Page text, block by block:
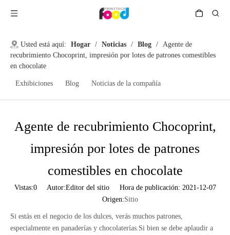
Usted está aquí: Hogar / Noticias / Blog / Agente de
recubrimiento Chocoprint, impresión por lotes de patrones comestibles
en chocolate
Exhibiciones Blog Noticias de la compañía
Agente de recubrimiento Chocoprint,
impresión por lotes de patrones
comestibles en chocolate
Vistas:0Autor:Editor del sitio Hora de publicación: 2021-12-07
Origen:Sitio
Si estás en el negocio de los dulces, verás muchos patrones,
especialmente en panaderías y chocolaterías.Si bien se debe aplaudir a